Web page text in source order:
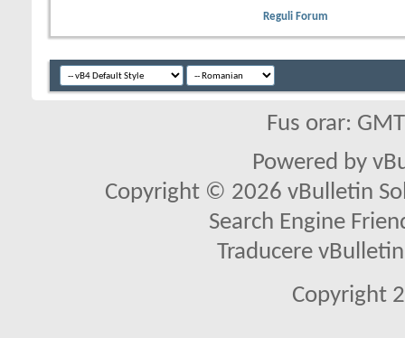
Reguli Forum
Fus orar:
Powered by
Copyright © 2026 vBulletin
Search Engine
Traducere
Copyright